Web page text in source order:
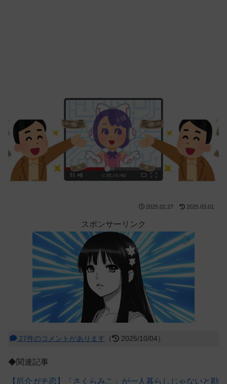
2025.02.27 2025.03.01
スポンサーリンク
27件のコメントがあります （ 2025/10/04）
◆関連記事
【厄介ガチ恋】「さくらみこ」が一人暮らしじゃないと勘